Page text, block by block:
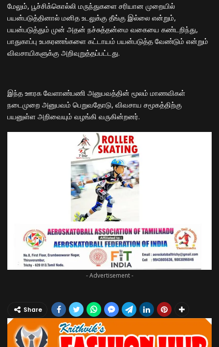
மேலும், பூச்சிக்கொல்லி மருந்துகளை சரியான முறையில்
பயன்படுத்தினால் மனித உடலுக்கு தீங்கு இல்லை என்றும்,
பயன்படுத்தும் முன் அதன் நச்சுத்தன்மை வகையை கண்டறிந்து,
பாதுகாப்பு உபகரணங்களை கட்டாயம் பயன்படுத்த வேண்டும் என்றும்
விவசாயிகளுக்கு அறிவுறுத்தப்பட்டது.
இந்த ஊரக வேளாண்பணி அனுபவத்தின் மூலம் மாணவிகள்
நடைமுறை அனுபவம் பெறுவதோடு, விவசாய சமூகத்திற்கு
பயனுள்ள அறிவையும் வழங்கி வருகின்றனர்.
- Advertisement -
Share